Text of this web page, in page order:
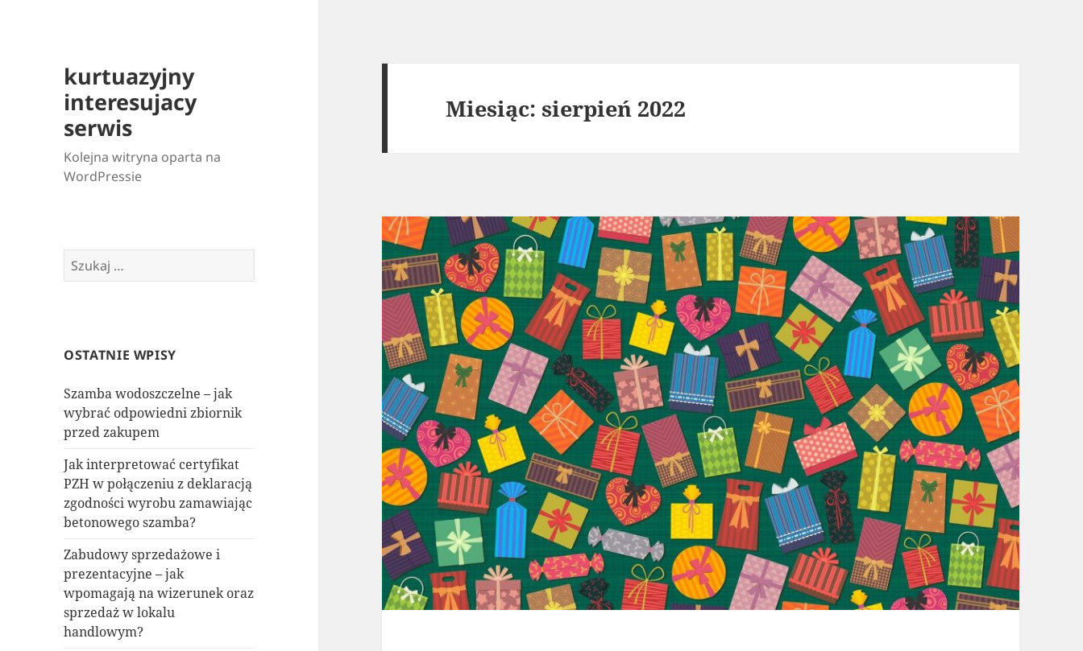
kurtuazyjny
interesujacy
serwis
Kolejna witryna oparta na
WordPressie
Szukaj:
OSTATNIE WPISY
Szamba wodoszczelne – jak
wybrać odpowiedni zbiornik
przed zakupem
Jak interpretować certyfikat
PZH w połączeniu z deklaracją
zgodności wyrobu zamawiając
betonowego szamba?
Zabudowy sprzedażowe i
prezentacyjne – jak
wpomagają na wizerunek oraz
sprzedaż w lokalu
handlowym?
Miesiąc:sierpień 2022